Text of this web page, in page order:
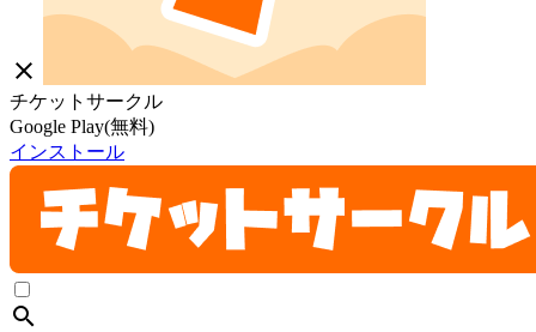
close
チケットサークル
Google Play(無料)
インストール
search